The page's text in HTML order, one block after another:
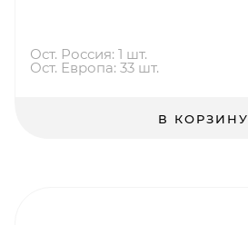
Ост. Россия: 1 шт.
Ост. Европа: 33 шт.
В КОРЗИНУ